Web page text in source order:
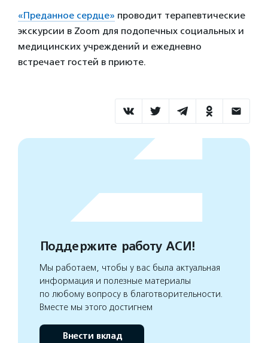
«Преданное сердце» проводит терапевтические
экскурсии в Zoom для подопечных социальных и
медицинских учреждений и ежедневно
встречает гостей в приюте.
Поддержите работу АСИ!
Мы работаем, чтобы у вас была актуальная
информация и полезные материалы
по любому вопросу в благотворительности.
Вместе мы этого достигнем
Внести вклад